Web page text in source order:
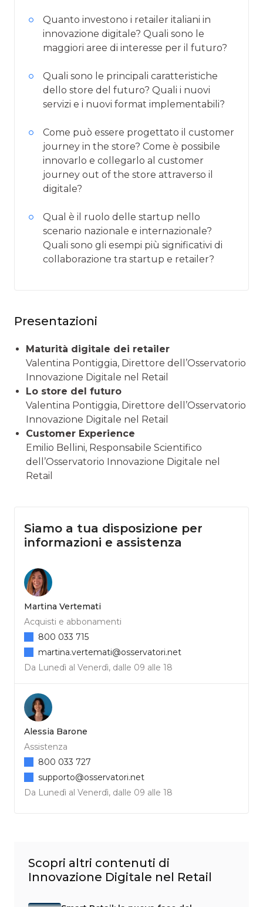
Quanto investono i retailer italiani in
innovazione digitale? Quali sono le
maggiori aree di interesse per il futuro?
Quali sono le principali caratteristiche
dello store del futuro? Quali i nuovi
servizi e i nuovi format implementabili?
Come può essere progettato il customer
journey in the store? Come è possibile
innovarlo e collegarlo al customer
journey out of the store attraverso il
digitale?
Qual è il ruolo delle startup nello
scenario nazionale e internazionale?
Quali sono gli esempi più significativi di
collaborazione tra startup e retailer?
Presentazioni
Maturità digitale dei retailer
Valentina Pontiggia, Direttore dell’Osservatorio
Innovazione Digitale nel Retail
Lo store del futuro
Valentina Pontiggia, Direttore dell’Osservatorio
Innovazione Digitale nel Retail
Customer Experience
Emilio Bellini, Responsabile Scientifico
dell’Osservatorio Innovazione Digitale nel
Retail
Siamo a tua disposizione per
informazioni e assistenza
Martina Vertemati
Acquisti e abbonamenti
Da Lunedì al Venerdì, dalle 09 alle 18
800 033 715
martina.vertemati@osservatori.net
Alessia Barone
Assistenza
Da Lunedì al Venerdì, dalle 09 alle 18
800 033 727
supporto@osservatori.net
Scopri altri contenuti di
Innovazione Digitale nel Retail